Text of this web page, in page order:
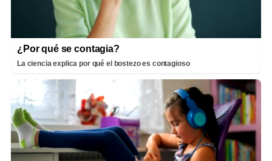
¿Por qué se contagia?
La ciencia explica por qué el bostezo es contagioso